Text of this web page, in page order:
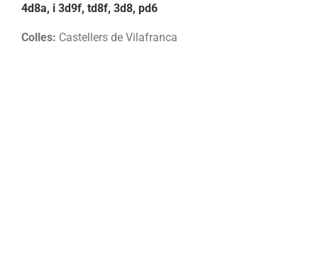
4d8a, i 3d9f, td8f, 3d8, pd6
Colles: Castellers de Vilafranca